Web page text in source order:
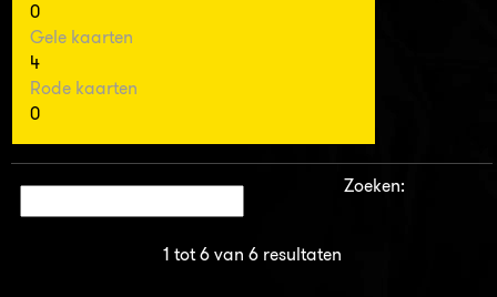
0
Gele kaarten
4
Rode kaarten
0
Zoeken:
1 tot 6 van 6 resultaten